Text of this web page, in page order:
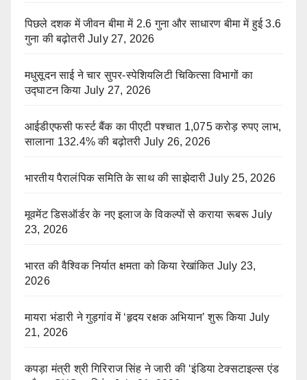
पिछले दशक में जीवन बीमा में 2.6 गुना और साधारण बीमा में हुई 3.6
गुना की बढ़ोतरी July 27, 2026
मधुसूदन साई ने चार सुपर-स्पेशियलिटी चिकित्सा विभागों का
उद्घाटन किया July 27, 2026
आईडीएफसी फर्स्ट बैंक का पीएटी पश्चात 1,075 करोड़ रुपए लाभ,
सालाना 132.4% की बढ़ोतरी July 26, 2026
भारतीय पैरालंपिक समिति के साथ की साझेदारी July 25, 2026
मूवमेंट डिसऑर्डर के नए इलाज के विकल्पों से कराया रूबरू July
23, 2026
भारत की वैश्विक निर्यात क्षमता को किया रेखांकित July 23,
2026
मायरा भंडारी ने गुड़गांव में ‘हृदय रक्षक अभियान’ शुरू किया July
21, 2026
कपड़ा मंत्री श्री गिरिराज सिंह ने जारी की ‘इंडिया टेक्सटाइल्स एंड